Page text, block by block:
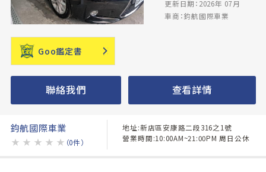
更新日期：2026年 07月
車商：鈞航國際車業
Goo鑑定書
聯絡我們 查看詳情
鈞航國際車業
★ ★ ★ ★ ★ （0件）
地址:新店區安康路二段316之1號
營業時間:10:00AM~21:00PM 周日公休